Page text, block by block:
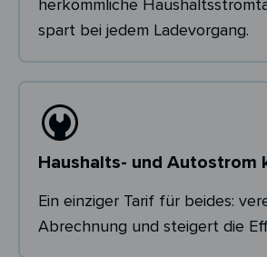
herkömmliche
spart bei jedem Ladevorgang.
Haushalts- und Autostrom
Ein einziger Tarif für beides:
Abrechnung und steigert die